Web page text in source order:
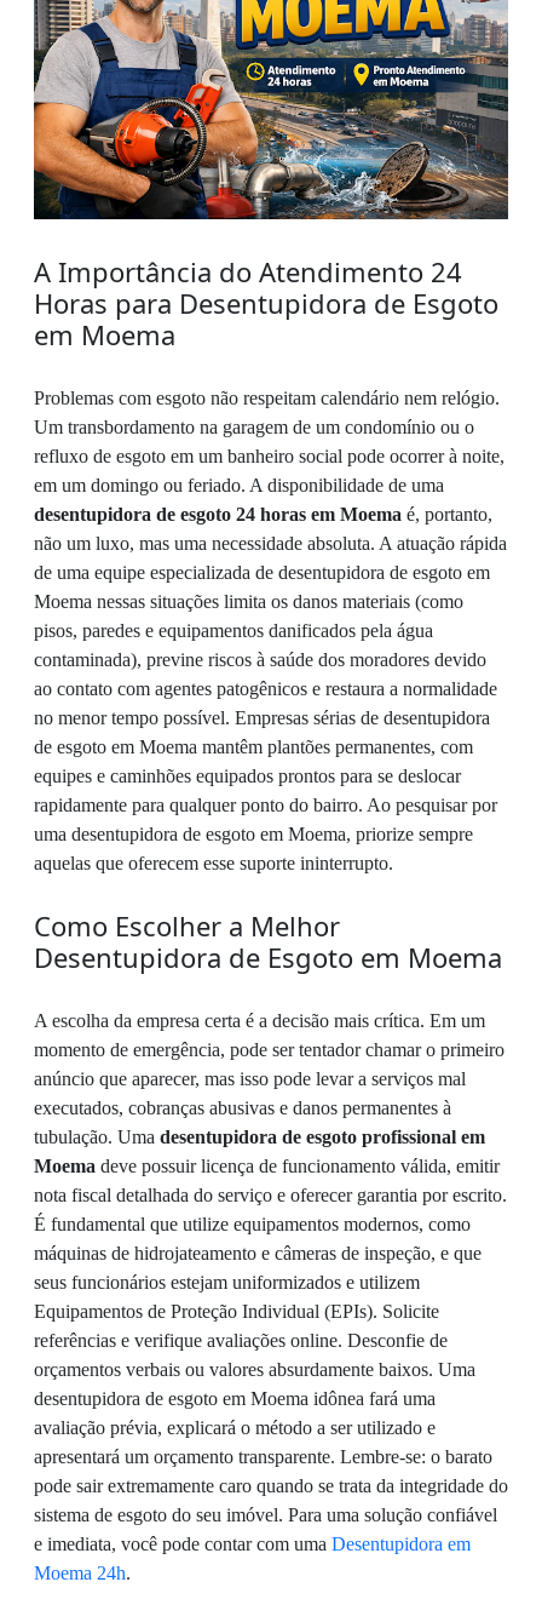
A Importância do Atendimento 24
Horas para Desentupidora de Esgoto
em Moema
Problemas com esgoto não respeitam calendário nem relógio.
Um transbordamento na garagem de um condomínio ou o
refluxo de esgoto em um banheiro social pode ocorrer à noite,
em um domingo ou feriado. A disponibilidade de uma
desentupidora de esgoto 24 horas em Moema é, portanto,
não um luxo, mas uma necessidade absoluta. A atuação rápida
de uma equipe especializada de desentupidora de esgoto em
Moema nessas situações limita os danos materiais (como
pisos, paredes e equipamentos danificados pela água
contaminada), previne riscos à saúde dos moradores devido
ao contato com agentes patogênicos e restaura a normalidade
no menor tempo possível. Empresas sérias de desentupidora
de esgoto em Moema mantêm plantões permanentes, com
equipes e caminhões equipados prontos para se deslocar
rapidamente para qualquer ponto do bairro. Ao pesquisar por
uma desentupidora de esgoto em Moema, priorize sempre
aquelas que oferecem esse suporte ininterrupto.
Como Escolher a Melhor
Desentupidora de Esgoto em Moema
A escolha da empresa certa é a decisão mais crítica. Em um
momento de emergência, pode ser tentador chamar o primeiro
anúncio que aparecer, mas isso pode levar a serviços mal
executados, cobranças abusivas e danos permanentes à
tubulação. Uma desentupidora de esgoto profissional em
Moema deve possuir licença de funcionamento válida, emitir
nota fiscal detalhada do serviço e oferecer garantia por escrito.
É fundamental que utilize equipamentos modernos, como
máquinas de hidrojateamento e câmeras de inspeção, e que
seus funcionários estejam uniformizados e utilizem
Equipamentos de Proteção Individual (EPIs). Solicite
referências e verifique avaliações online. Desconfie de
orçamentos verbais ou valores absurdamente baixos. Uma
desentupidora de esgoto em Moema idônea fará uma
avaliação prévia, explicará o método a ser utilizado e
apresentará um orçamento transparente. Lembre-se: o barato
pode sair extremamente caro quando se trata da integridade do
sistema de esgoto do seu imóvel. Para uma solução confiável
e imediata, você pode contar com uma Desentupidora em
Moema 24h.